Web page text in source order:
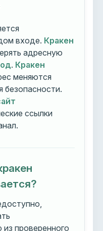
входе. Кракен
адресную
. Кракен
меняются
ссылки
из проверенного